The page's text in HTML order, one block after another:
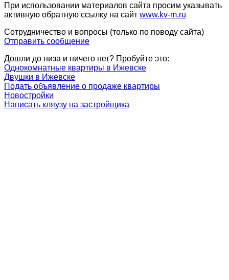
При использовании материалов сайта просим указывать
активную обратную ссылку на сайт www.kv-m.ru
Сотрудничество и вопросы (только по поводу сайта)
Отправить сообщение
Дошли до низа и ничего нет? Пробуйте это:
Однокомнатные квартиры в Ижевске
Двушки в Ижевске
Подать объявление о продаже квартиры
Новостройки
Написать кляузу на застройщика